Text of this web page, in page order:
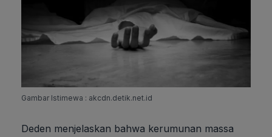
Gambar Istimewa : akcdn.detik.net.id
Deden menjelaskan bahwa kerumunan massa